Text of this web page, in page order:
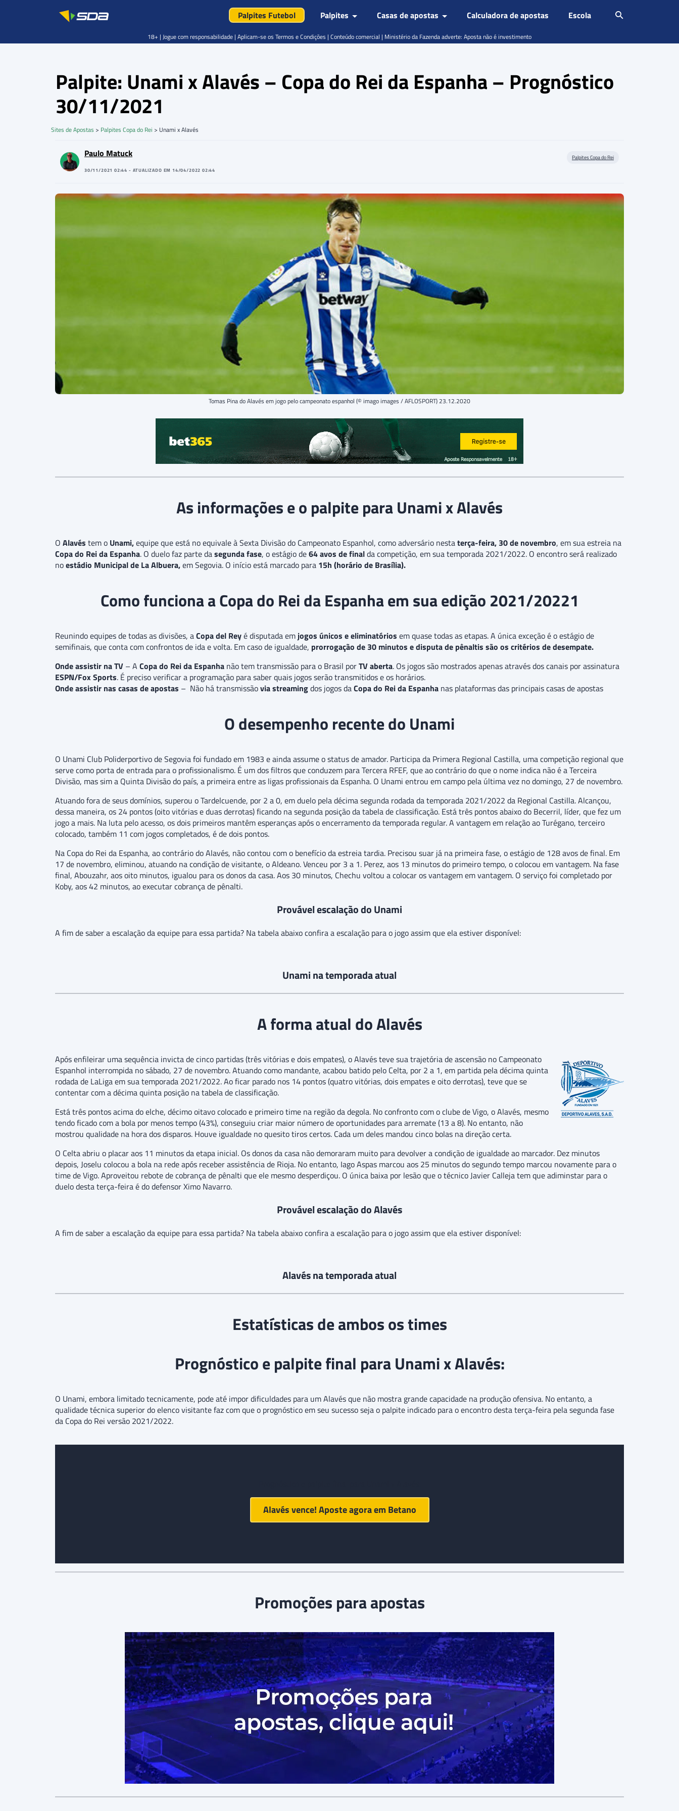
Palpites Futebol Palpites Casas de apostas Calculadora de apostas Escola
Palpite: Unami x Alavés – Copa do Rei da Espanha – Prognóstico
30/11/2021
Sites de Apostas > Palpites Copa do Rei > Unami x Alavés
Paulo Matuck
30/11/2021 02:44 - ATUALIZADO EM 14/04/2022 02:44
Palpites Copa do Rei
Tomas Pina do Alavés em jogo pelo campeonato espanhol (© imago images / AFLOSPORT) 23.12.2020
As informações e o palpite para Unami x Alavés
O Alavés tem o Unami,equipe que está no equivale à Sexta Divisão do Campeonato Espanhol, como adversário nestaterça-feira, 30 de novembro, em sua estreia na
Copa do Rei da Espanha. O duelo faz parte dasegunda fase, o estágio de64 avos de finalda competição, em sua temporada 2021/2022. O encontro será realizado
noestádio Municipal de La Albuera,em Segovia. O início está marcado para 15h (horário de Brasília).
Como funciona a Copa do Rei da Espanha em sua edição 2021/20221
Reunindo equipes de todas as divisões, aCopa del Reyé disputada em jogos únicos e eliminatórios em quase todas as etapas. A única exceção é o estágio de
semifinais, que conta com confrontos de ida e volta. Em caso de igualdade, prorrogação de 30 minutos e disputa de pênaltis são os critérios de desempate.
Onde assistir na TV – A Copa do Rei da Espanha não tem transmissão para o Brasil porTV aberta. Os jogos são mostrados apenas através dos canais por assinatura
ESPN/Fox Sports. É preciso verificar a programação para saber quais jogos serão transmitidos e os horários.
Onde assistir nas casas de apostas – Não há transmissãovia streamingdos jogos daCopa do Rei da Espanha nas plataformas das principais casas de apostas
O desempenho recente do Unami
O Unami Club Poliderportivo de Segovia foi fundado em 1983 e ainda assume o status de amador. Participa da Primera Regional Castilla, uma competição regional que
serve como porta de entrada para o profissionalismo. É um dos filtros que conduzem para Tercera RFEF, que ao contrário do que o nome indica não é a Terceira
Divisão, mas sim a Quinta Divisão do país, a primeira entre as ligas profissionais da Espanha. O Unami entrou em campo pela última vez no domingo, 27 de novembro.
Atuando fora de seus domínios, superou o Tardelcuende, por 2 a 0, em duelo pela décima segunda rodada da temporada 2021/2022 da Regional Castilla. Alcançou,
dessa maneira, os 24 pontos (oito vitórias e duas derrotas) ficando na segunda posição da tabela de classificação. Está três pontos abaixo do Becerril, líder, que fez um
jogo a mais. Na luta pelo acesso, os dois primeiros mantêm esperanças após o encerramento da temporada regular. A vantagem em relação ao Turégano, terceiro
colocado, também 11 com jogos completados, é de dois pontos.
Na Copa do Rei da Espanha, ao contrário do Alavés, não contou com o benefício da estreia tardia. Precisou suar já na primeira fase, o estágio de 128 avos de final. Em
17 de novembro, eliminou, atuando na condição de visitante, o Aldeano. Venceu por 3 a 1. Perez, aos 13 minutos do primeiro tempo, o colocou em vantagem. Na fase
final, Abouzahr, aos oito minutos, igualou para os donos da casa. Aos 30 minutos, Chechu voltou a colocar os vantagem em vantagem. O serviço foi completado por
Koby, aos 42 minutos, ao executar cobrança de pênalti.
Provável escalação do Unami
A fim de saber a escalação da equipe para essa partida? Na tabela abaixo confira a escalação para o jogo assim que ela estiver disponível:
Unami na temporada atual
A forma atual do Alavés
Após enfileirar uma sequência invicta de cinco partidas (três vitórias e dois empates), o Alavés teve sua trajetória de ascensão no Campeonato
Espanhol interrompida no sábado, 27 de novembro. Atuando como mandante, acabou batido pelo Celta, por 2 a 1, em partida pela décima quinta
rodada de LaLiga em sua temporada 2021/2022. Ao ficar parado nos 14 pontos (quatro vitórias, dois empates e oito derrotas), teve que se
contentar com a décima quinta posição na tabela de classificação.
Está três pontos acima do elche, décimo oitavo colocado e primeiro time na região da degola. No confronto com o clube de Vigo, o Alavés, mesmo
tendo ficado com a bola por menos tempo (43%), conseguiu criar maior número de oportunidades para arremate (13 a 8). No entanto, não
mostrou qualidade na hora dos disparos. Houve igualdade no quesito tiros certos. Cada um deles mandou cinco bolas na direção certa.
O Celta abriu o placar aos 11 minutos da etapa inicial. Os donos da casa não demoraram muito para devolver a condição de igualdade ao marcador. Dez minutos
depois, Joselu colocou a bola na rede após receber assistência de Rioja. No entanto, Iago Aspas marcou aos 25 minutos do segundo tempo marcou novamente para o
time de Vigo. Aproveitou rebote de cobrança de pênalti que ele mesmo desperdiçou. O única baixa por lesão que o técnico Javier Calleja tem que adiminstar para o
duelo desta terça-feira é do defensor Ximo Navarro.
Provável escalação do Alavés
A fim de saber a escalação da equipe para essa partida? Na tabela abaixo confira a escalação para o jogo assim que ela estiver disponível:
Alavés na temporada atual
Estatísticas de ambos os times
Prognóstico e palpite final para Unami x Alavés:
O Unami, embora limitado tecnicamente, pode até impor dificuldades para um Alavés que não mostra grande capacidade na produção ofensiva. No entanto, a
qualidade técnica superior do elenco visitante faz com que o prognóstico em seu sucesso seja o palpite indicado para o encontro desta terça-feira pela segunda fase
da Copa do Rei versão 2021/2022.
Alavés vence! Aposte agora em Betano
Promoções para apostas
18+ | Jogue com responsabilidade | Aplicam-se os Termos e Condições | Conteúdo comercial | Ministério da Fazenda adverte: Aposta não é investimento